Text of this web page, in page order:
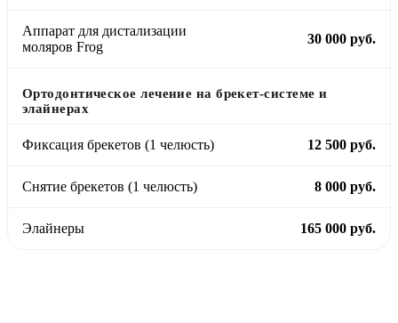
Аппарат для дистализации
моляров Frog
30 000 руб.
Ортодонтическое лечение на брекет-системе и
элайнерах
Фиксация брекетов (1 челюсть) 12 500 руб.
Снятие брекетов (1 челюсть) 8 000 руб.
Элайнеры 165 000 руб.